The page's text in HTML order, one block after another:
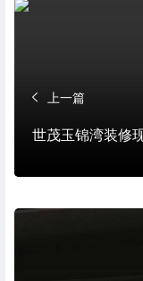
上一篇
世茂玉锦湾装修